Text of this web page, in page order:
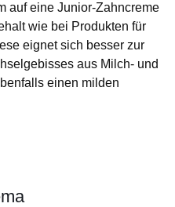
auf eine Junior-Zahncreme
wie bei Produkten für
eignet sich besser zur
aus Milch- und
einen milden